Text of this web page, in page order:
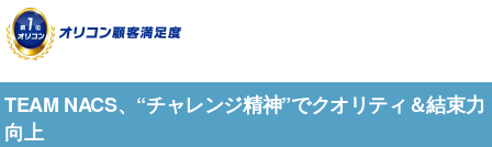
TEAM NACS、“チャレンジ精神”でクオリティ＆結束力
向上